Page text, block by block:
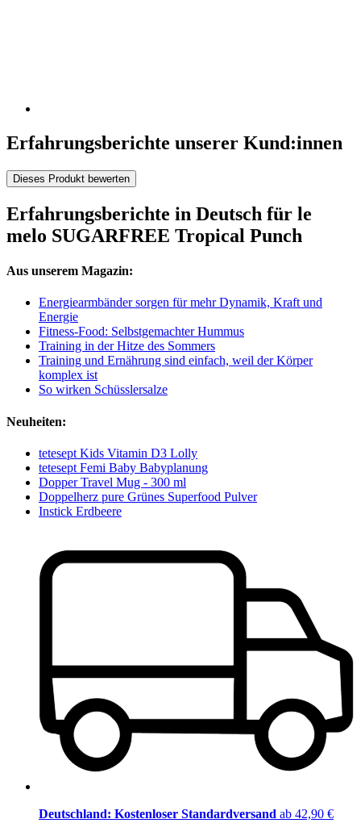
Erfahrungsberichte unserer Kund:innen
Dieses Produkt bewerten
Erfahrungsberichte in Deutsch für le
melo SUGARFREE Tropical Punch
Aus unserem Magazin:
Energiearmbänder sorgen für mehr Dynamik, Kraft und
Energie
Fitness-Food: Selbstgemachter Hummus
Training in der Hitze des Sommers
Training und Ernährung sind einfach, weil der Körper
komplex ist
So wirken Schüsslersalze
Neuheiten:
tetesept Kids Vitamin D3 Lolly
tetesept Femi Baby Babyplanung
Dopper Travel Mug - 300 ml
Doppelherz pure Grünes Superfood Pulver
Instick Erdbeere
Deutschland: Kostenloser Standardversand ab 42,90 €